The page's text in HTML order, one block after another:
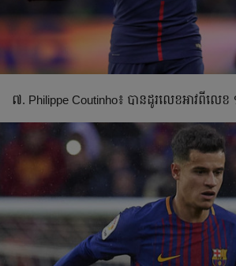
៧. Philippe Coutinho៖ បាន​ដូរ​លេខ​អាវ​ពី​ល